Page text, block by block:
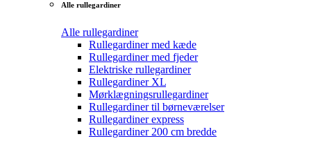
Alle rullegardiner
Alle rullegardiner
Rullegardiner med kæde
Rullegardiner med fjeder
Elektriske rullegardiner
Rullegardiner XL
Mørklægningsrullegardiner
Rullegardiner til børneværelser
Rullegardiner express
Rullegardiner 200 cm bredde